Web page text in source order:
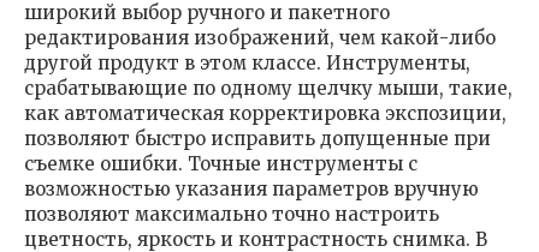
широкий выбор ручного и пакетного
редактирования изображений, чем какой-либо
другой продукт в этом классе. Инструменты,
срабатывающие по одному щелчку мыши, такие,
как автоматическая корректировка экспозиции,
позволяют быстро исправить допущенные при
съемке ошибки. Точные инструменты с
возможностью указания параметров вручную
позволяют максимально точно настроить
цветность, яркость и контрастность снимка. В